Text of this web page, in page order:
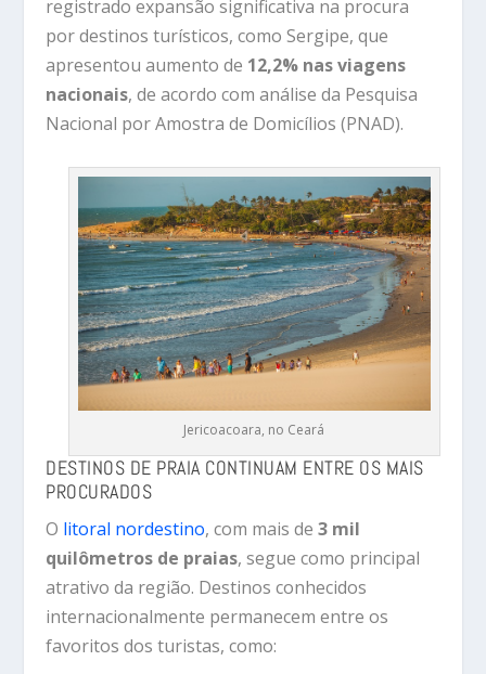
registradoexpansãosignificativa na procura
pordestinosturísticos,comoSergipe,que
apresentouaumentode 12,2% nasviagens
nacionais,deacordocomanáliseda Pesquisa
Nacional porAmostrade Domicílios (PNAD).
Jericoacoara, no Ceará
DESTINOS DE PRAIA CONTINUAM ENTRE OS MAIS
PROCURADOS
O litoral nordestino,com maisde3 mil
quilômetros de praias,seguecomo principal
atrativoda região. Destinosconhecidos
internacionalmente permanecementreos
favoritosdosturistas,como: